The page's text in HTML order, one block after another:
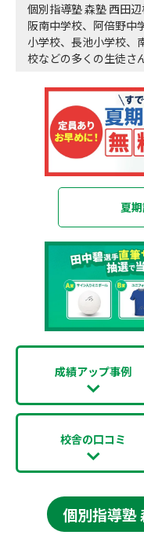
個別指導塾 森塾 西田辺
阪南中学校、阿倍野中
小学校、長池小学校、
校などの多くの生徒さ
夏
成績アップ事例
校舎の口コミ
個別指導塾